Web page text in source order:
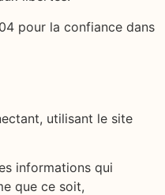
pour la confiance dans
utilisant le site
informations qui
que ce soit,